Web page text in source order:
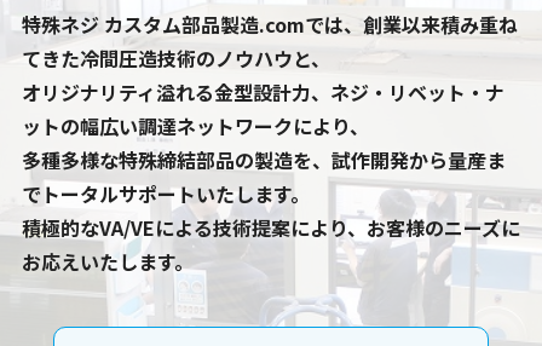
特殊ネジ カスタム部品製造.comでは、創業以来積み重ね
てきた冷間圧造技術のノウハウと、
オリジナリティ溢れる金型設計力、ネジ・リベット・ナ
ットの幅広い調達ネットワークにより、
多種多様な特殊締結部品の製造を、試作開発から量産ま
でトータルサポートいたします。
積極的なVA/VEによる技術提案により、お客様のニーズに
お応えいたします。